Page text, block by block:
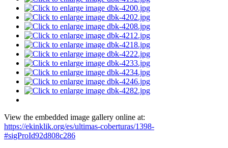
View the embedded image gallery online at:
https://ekinklik.org/es/ultimas-coberturas/1398-
#sigProId92d808c286